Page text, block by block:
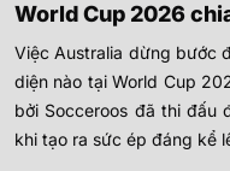
World Cup 2026
Việc Australia dừng bước
diện nào tại World Cup
bởi Socceroos đã thi đấu
khi tạo ra sức ép đáng kể